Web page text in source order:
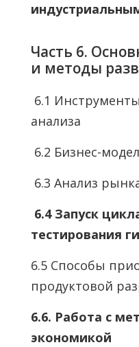
Часть 6.
и методы
6.1
анализа
6.2 Бизнес-
6.3 Анализ
6.4 Запуск
тестирования
6.5 Способы
продуктовой
6.6. Работа с
экономикой